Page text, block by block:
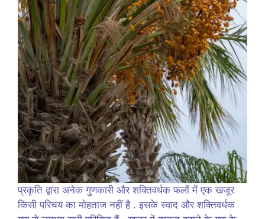
प्रकृति द्वारा अनेक गुणकारी और शक्तिवर्धक फलों में एक खजूर
किसी परिचय का मोहताज नहीं है . इसके स्वाद और शक्तिवर्धक